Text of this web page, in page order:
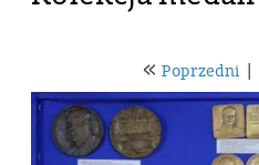
« Poprzedni